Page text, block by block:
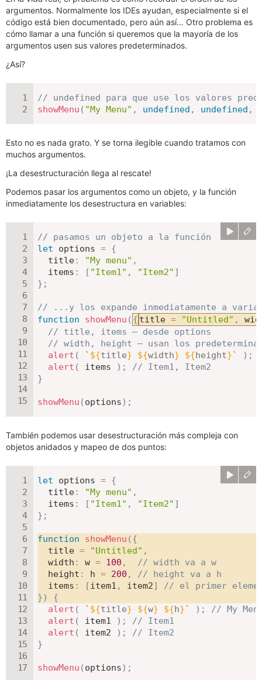
argumentos. Normalmente los IDEs ayudan, especialmente si el
código está bien documentado, pero aún así… Otro problema es
cómo llamar a una función si queremos que la mayoría de los
argumentos usen sus valores predeterminados.
¿Así?
// undefined para que use los valores
showMenu ( "My Menu" , undefined , undefined ,
Esto no es nada grato. Y se torna ilegible cuando tratamos con
muchos argumentos.
¡La desestructuración llega al rescate!
Podemos pasar los argumentos como un objeto, y la función
inmediatamente los desestructura en variables:
// pasamos un objeto a la función
let options = {
title: "My menu" ,
items : [ "Item1" , "Item2" ]
} ;
// ...y los expande inmediatamente a
function
showMenu ( { title = "Untitled" ,
// title, items – desde options
// width, height – usan los
alert ( ` ${title} ${width} ${height}` ) ;
alert ( items ) ;
// Item1, Item2
}
showMenu (options) ;
También podemos usar desestructuración más compleja con
objetos anidados y mapeo de dos puntos:
let options = {
title: "My menu" ,
items : [ "Item1" , "Item2" ]
} ;
function showMenu ({
  title
= "Untitled" ,
width : w = 100 ,
// width va a w
height : h = 200 ,
// height va a h
items : [item1 , item2]
// el primer
})
{
alert ( ` ${title} ${w} ${h}` ) ;
// My
alert ( item1 ) ;
// Item1
alert ( item2 ) ;
// Item2
}
showMenu (options) ;